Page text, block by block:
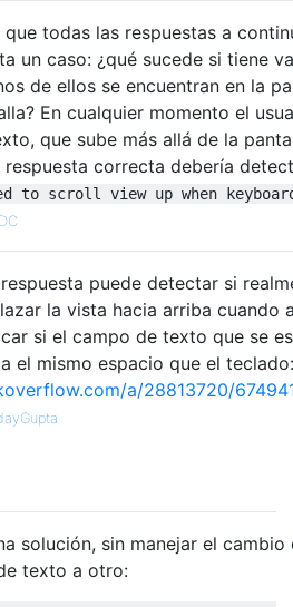
que todas las respuestas a
un caso: ¿qué sucede si tiene
de ellos se encuentran en la
En cualquier momento el
que sube más allá de la
respuesta correcta debería
to scroll view up when
puede detectar si
la vista hacia arriba cuando
si el campo de texto que se
el mismo espacio que el teclado:
a/28813720/
solución, sin manejar el cambio
texto a otro: